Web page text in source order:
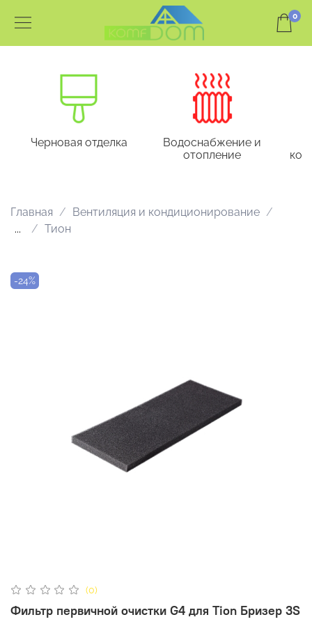
0
Черновая отделка
Водоснабжение и
отопление
Главная
Вентиляция и кондиционирование
...
Тион
-24%
(0)
Фильтр первичной очистки G4 для Tion Бризер 3S